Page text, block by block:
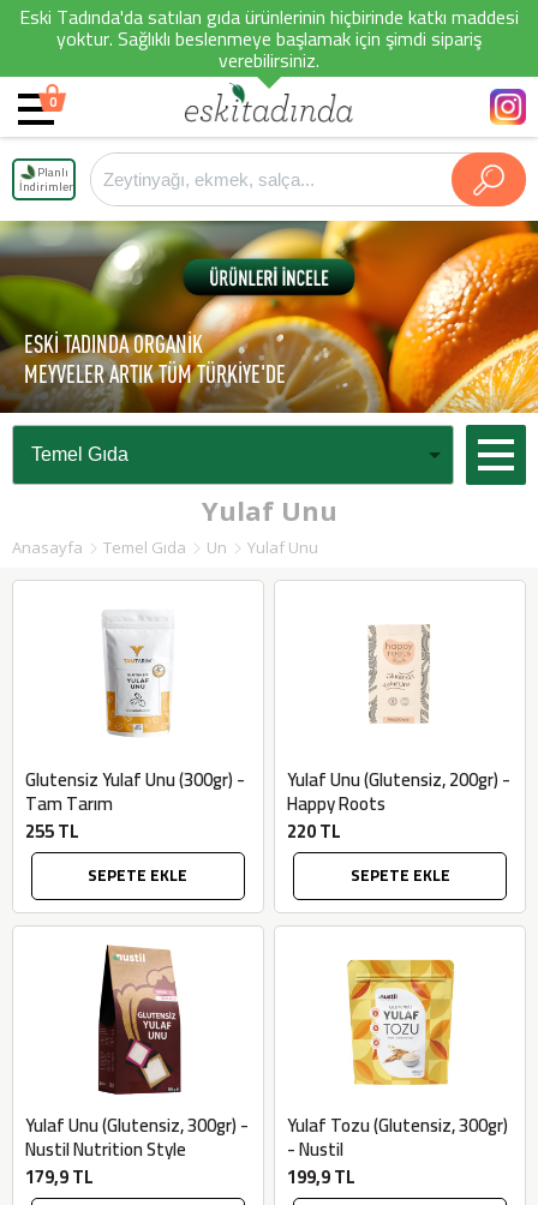
Eski Tadında'da satılan gıda ürünlerinin hiçbirinde katkı maddesi
yoktur. Sağlıklı beslenmeye başlamak için şimdi sipariş
verebilirsiniz.
0
Planlı
İndirimler
ESKİ TADINDA ORGANİK
MEYVELER ARTIK TÜM TÜRKİYE'DE
Yulaf Unu
Anasayfa Temel Gıda Un Yulaf Unu
Glutensiz Yulaf Unu (300gr) -
Tam Tarım
255 TL
SEPETE EKLE
Yulaf Unu (Glutensiz, 200gr) -
Happy Roots
220 TL
SEPETE EKLE
Yulaf Unu (Glutensiz, 300gr) -
Nustil Nutrition Style
179,9 TL
Yulaf Tozu (Glutensiz, 300gr)
- Nustil
199,9 TL